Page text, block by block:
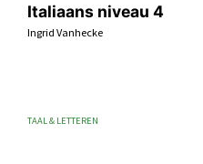
Italiaans niveau 4
Ingrid Vanhecke
TAAL & LETTEREN